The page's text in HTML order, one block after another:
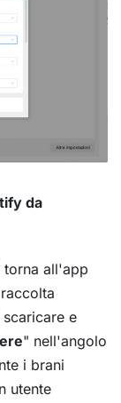
da
all'app
e
" nell'angolo
i brani
utente